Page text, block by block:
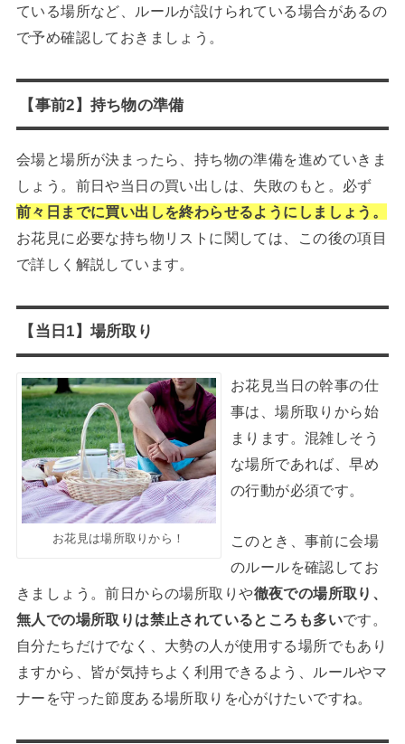
ている場所など、ルールが設けられている場合があるの
で予め確認しておきましょう。
【事前2】持ち物の準備
会場と場所が決まったら、持ち物の準備を進めていきま
しょう。前日や当日の買い出しは、失敗のもと。必ず
前々日までに買い出しを終わらせるようにしましょう。
お花見に必要な持ち物リストに関しては、この後の項目
で詳しく解説しています。
【当日1】場所取り
お花見は場所取りから！
お花見当日の幹事の仕
事は、場所取りから始
まります。混雑しそう
な場所であれば、早め
の行動が必須です。
このとき、事前に会場
のルールを確認してお
きましょう。前日からの場所取りや徹夜での場所取り、
無人での場所取りは禁止されているところも多いです。
自分たちだけでなく、大勢の人が使用する場所でもあり
ますから、皆が気持ちよく利用できるよう、ルールやマ
ナーを守った節度ある場所取りを心がけたいですね。